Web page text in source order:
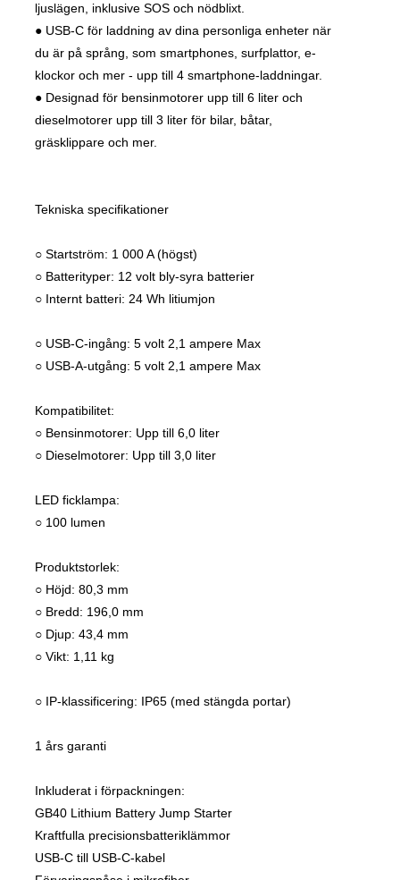
ljuslägen, inklusive SOS och nödblixt.
● USB-C för laddning av dina personliga enheter när
du är på språng, som smartphones, surfplattor, e-
klockor och mer - upp till 4 smartphone-laddningar.
● Designad för bensinmotorer upp till 6 liter och
dieselmotorer upp till 3 liter för bilar, båtar,
gräsklippare och mer.
Tekniska specifikationer
○ Startström: 1 000 A (högst)
○ Batterityper: 12 volt bly-syra batterier
○ Internt batteri: 24 Wh litiumjon
○ USB-C-ingång: 5 volt 2,1 ampere Max
○ USB-A-utgång: 5 volt 2,1 ampere Max
Kompatibilitet:
○ Bensinmotorer: Upp till 6,0 liter
○ Dieselmotorer: Upp till 3,0 liter
LED ficklampa:
○ 100 lumen
Produktstorlek:
○ Höjd: 80,3 mm
○ Bredd: 196,0 mm
○ Djup: 43,4 mm
○ Vikt: 1,11 kg
○ IP-klassificering: IP65 (med stängda portar)
1 års garanti
Inkluderat i förpackningen:
GB40 Lithium Battery Jump Starter
Kraftfulla precisionsbatteriklämmor
USB-C till USB-C-kabel